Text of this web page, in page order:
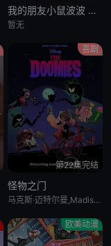
我的朋友小鼠波波 英语版
暂无
喜剧
第22集完结
怪物之门
马克斯·迈特尔曼,Madison Calderon,Noel Gibson,乔恩·贝利,泽赫拉·法扎勒
欧美动漫